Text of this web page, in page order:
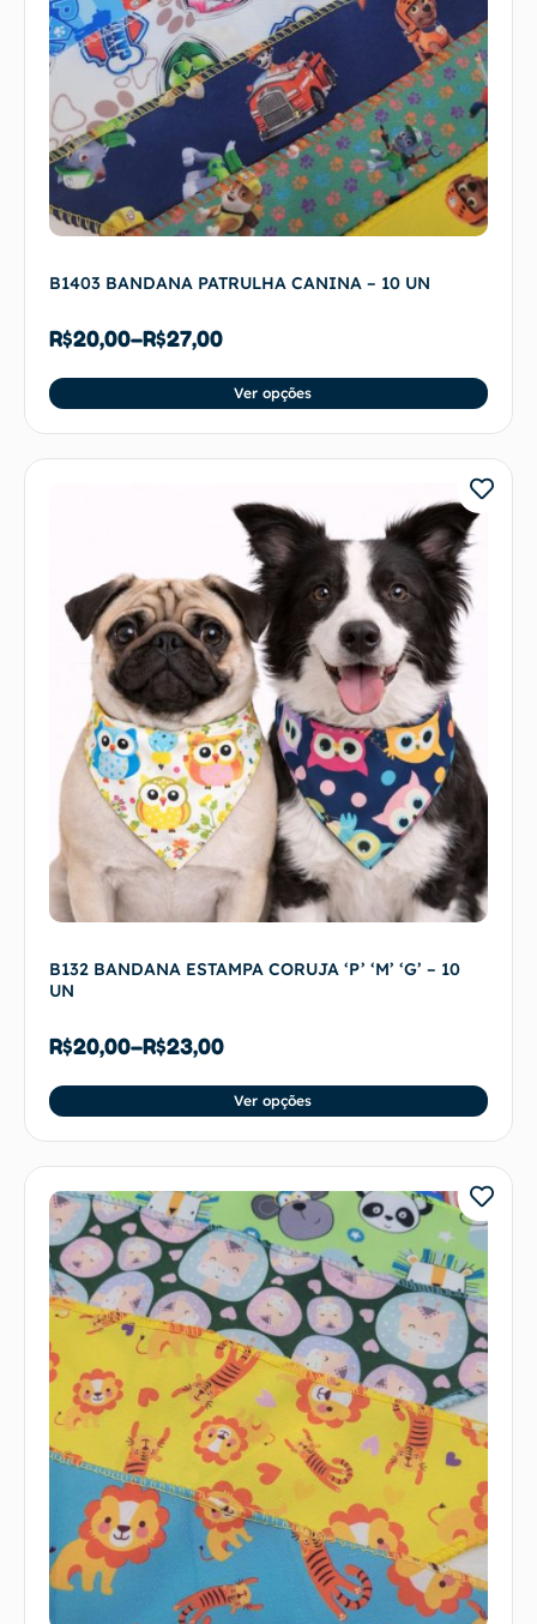
B1403 BANDANA PATRULHA CANINA – 10 UN
R$20,00–R$27,00
Ver opções
B132 BANDANA ESTAMPA CORUJA ‘P’ ‘M’ ‘G’ – 10
UN
R$20,00–R$23,00
Ver opções